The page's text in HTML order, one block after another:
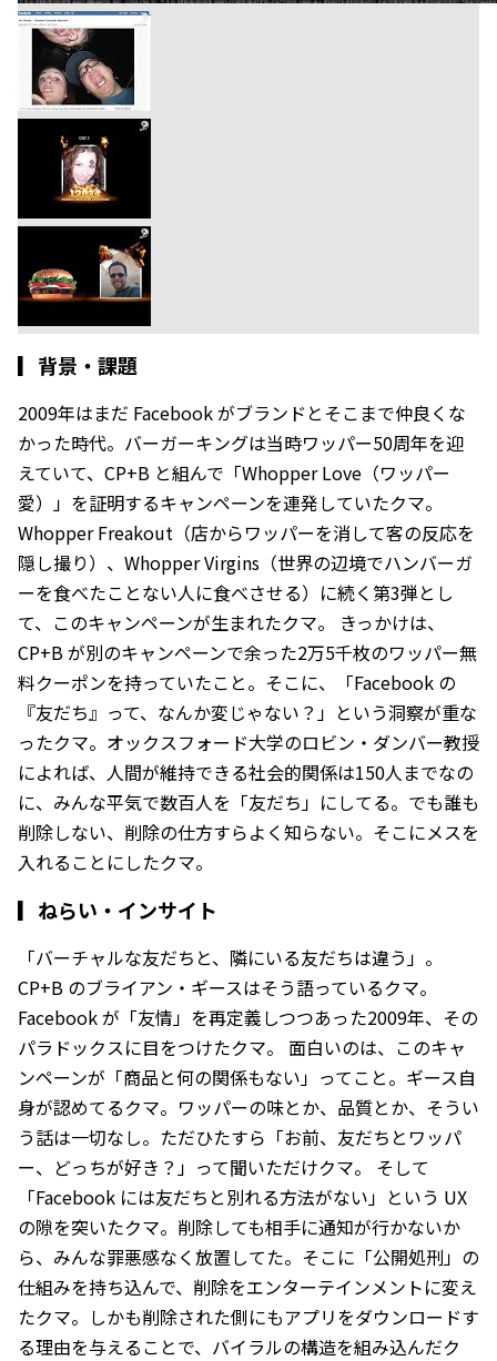
▎ 背景・課題
2009年はまだ Facebook がブランドとそこまで仲良くな
かった時代。バーガーキングは当時ワッパー50周年を迎
えていて、CP+B と組んで「Whopper Love（ワッパー
愛）」を証明するキャンペーンを連発していたクマ。
Whopper Freakout（店からワッパーを消して客の反応を
隠し撮り）、Whopper Virgins（世界の辺境でハンバーガ
ーを食べたことない人に食べさせる）に続く第3弾とし
て、このキャンペーンが生まれたクマ。 きっかけは、
CP+B が別のキャンペーンで余った2万5千枚のワッパー無
料クーポンを持っていたこと。そこに、「Facebook の
『友だち』って、なんか変じゃない？」という洞察が重な
ったクマ。オックスフォード大学のロビン・ダンバー教授
によれば、人間が維持できる社会的関係は150人までなの
に、みんな平気で数百人を「友だち」にしてる。でも誰も
削除しない、削除の仕方すらよく知らない。そこにメスを
入れることにしたクマ。
▎ ねらい・インサイト
「バーチャルな友だちと、隣にいる友だちは違う」。
CP+B のブライアン・ギースはそう語っているクマ。
Facebook が「友情」を再定義しつつあった2009年、その
パラドックスに目をつけたクマ。 面白いのは、このキャ
ンペーンが「商品と何の関係もない」ってこと。ギース自
身が認めてるクマ。ワッパーの味とか、品質とか、そうい
う話は一切なし。ただひたすら「お前、友だちとワッパ
ー、どっちが好き？」って聞いただけクマ。 そして
「Facebook には友だちと別れる方法がない」という UX
の隙を突いたクマ。削除しても相手に通知が行かないか
ら、みんな罪悪感なく放置してた。そこに「公開処刑」の
仕組みを持ち込んで、削除をエンターテインメントに変え
たクマ。しかも削除された側にもアプリをダウンロードす
る理由を与えることで、バイラルの構造を組み込んだク